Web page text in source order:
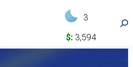
3
$: 3,594